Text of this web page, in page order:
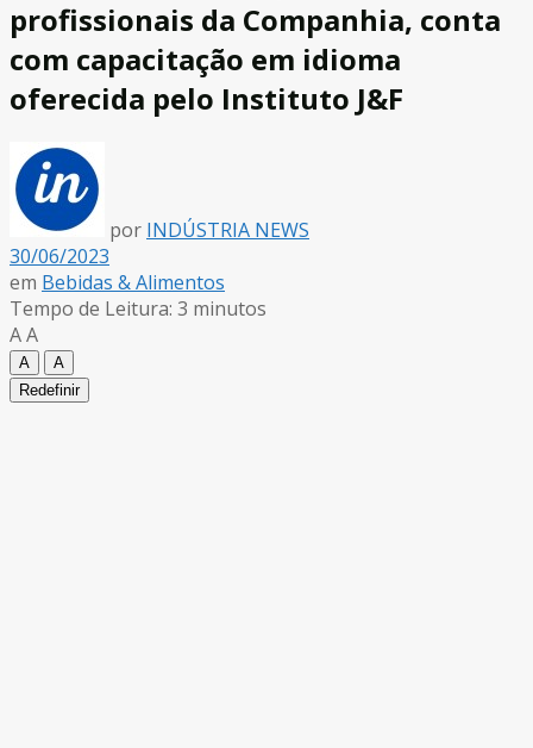
profissionais da Companhia, conta
com capacitação em idioma
oferecida pelo Instituto J&F
por INDÚSTRIA NEWS
30/06/2023
em Bebidas & Alimentos
Tempo de Leitura: 3 minutos
AA
A
A
Redefinir